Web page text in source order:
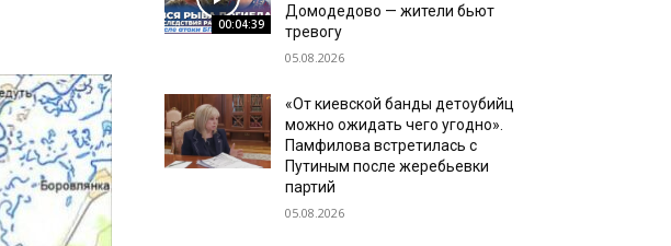
00:04:39
Домодедово — жители бьют
тревогу
05.08.2026
«От киевской банды детоубийц
можно ожидать чего угодно».
Памфилова встретилась с
Путиным после жеребьевки
партий
05.08.2026